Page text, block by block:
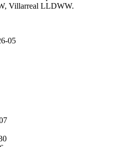
Villarreal LLDWW.
05